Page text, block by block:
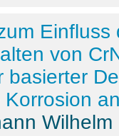
von
basierter